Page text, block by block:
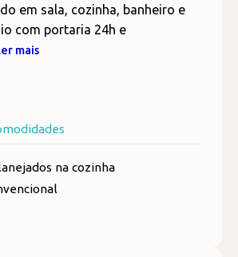
em sala, cozinha, banheiro e
com portaria 24h e
mais
na cozinha